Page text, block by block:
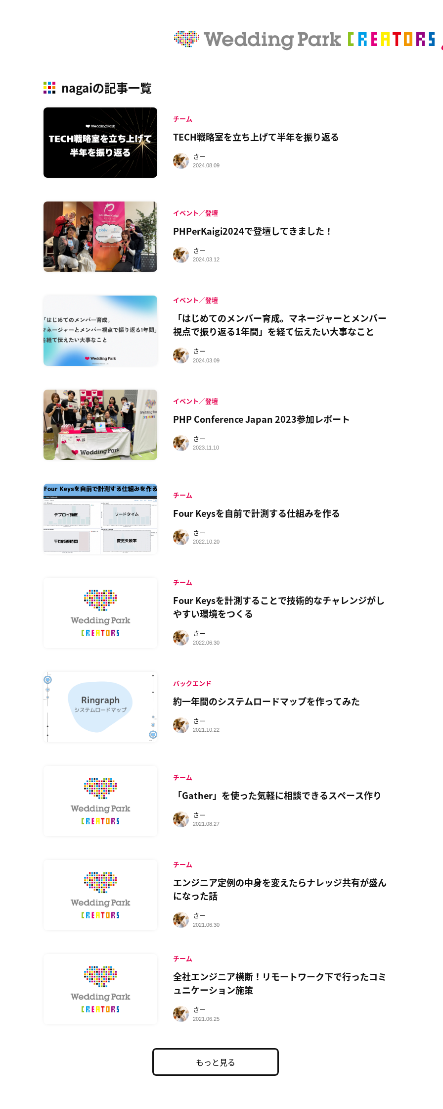
nagaiの記事一覧
TECH戦略室を立ち上げて半年を振り返る
チーム
さー
2024.08.09
PHPerKaigi2024で登壇してきました！
イベント／登壇
さー
2024.03.12
「はじめてのメンバー育成。マネージャーとメンバー
視点で振り返る1年間」を経て伝えたい大事なこと
イベント／登壇
さー
2024.03.09
PHP Conference Japan 2023参加レポート
イベント／登壇
さー
2023.11.10
Four Keysを自前で計測する仕組みを作る
チーム
さー
2022.10.20
Four Keysを計測することで技術的なチャレンジがし
やすい環境をつくる
チーム
さー
2022.06.30
約一年間のシステムロードマップを作ってみた
バックエンド
さー
2021.10.22
「Gather」を使った気軽に相談できるスペース作り
チーム
さー
2021.08.27
エンジニア定例の中身を変えたらナレッジ共有が盛ん
になった話
チーム
さー
2021.06.30
全社エンジニア横断！リモートワーク下で行ったコミ
ュニケーション施策
チーム
さー
2021.06.25
もっと見る